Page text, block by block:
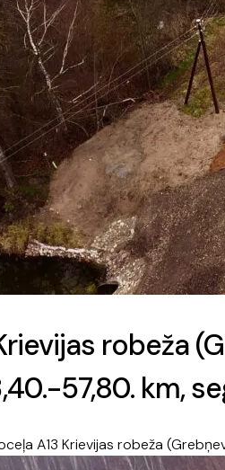
robeža
57,80. km,
A13 Krievijas robeža